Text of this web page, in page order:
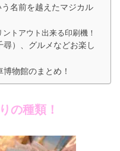
名前を越えたマジカル
トアウト出来る印刷機！
）、グルメなどお楽し
物館のまとめ！
の種類！